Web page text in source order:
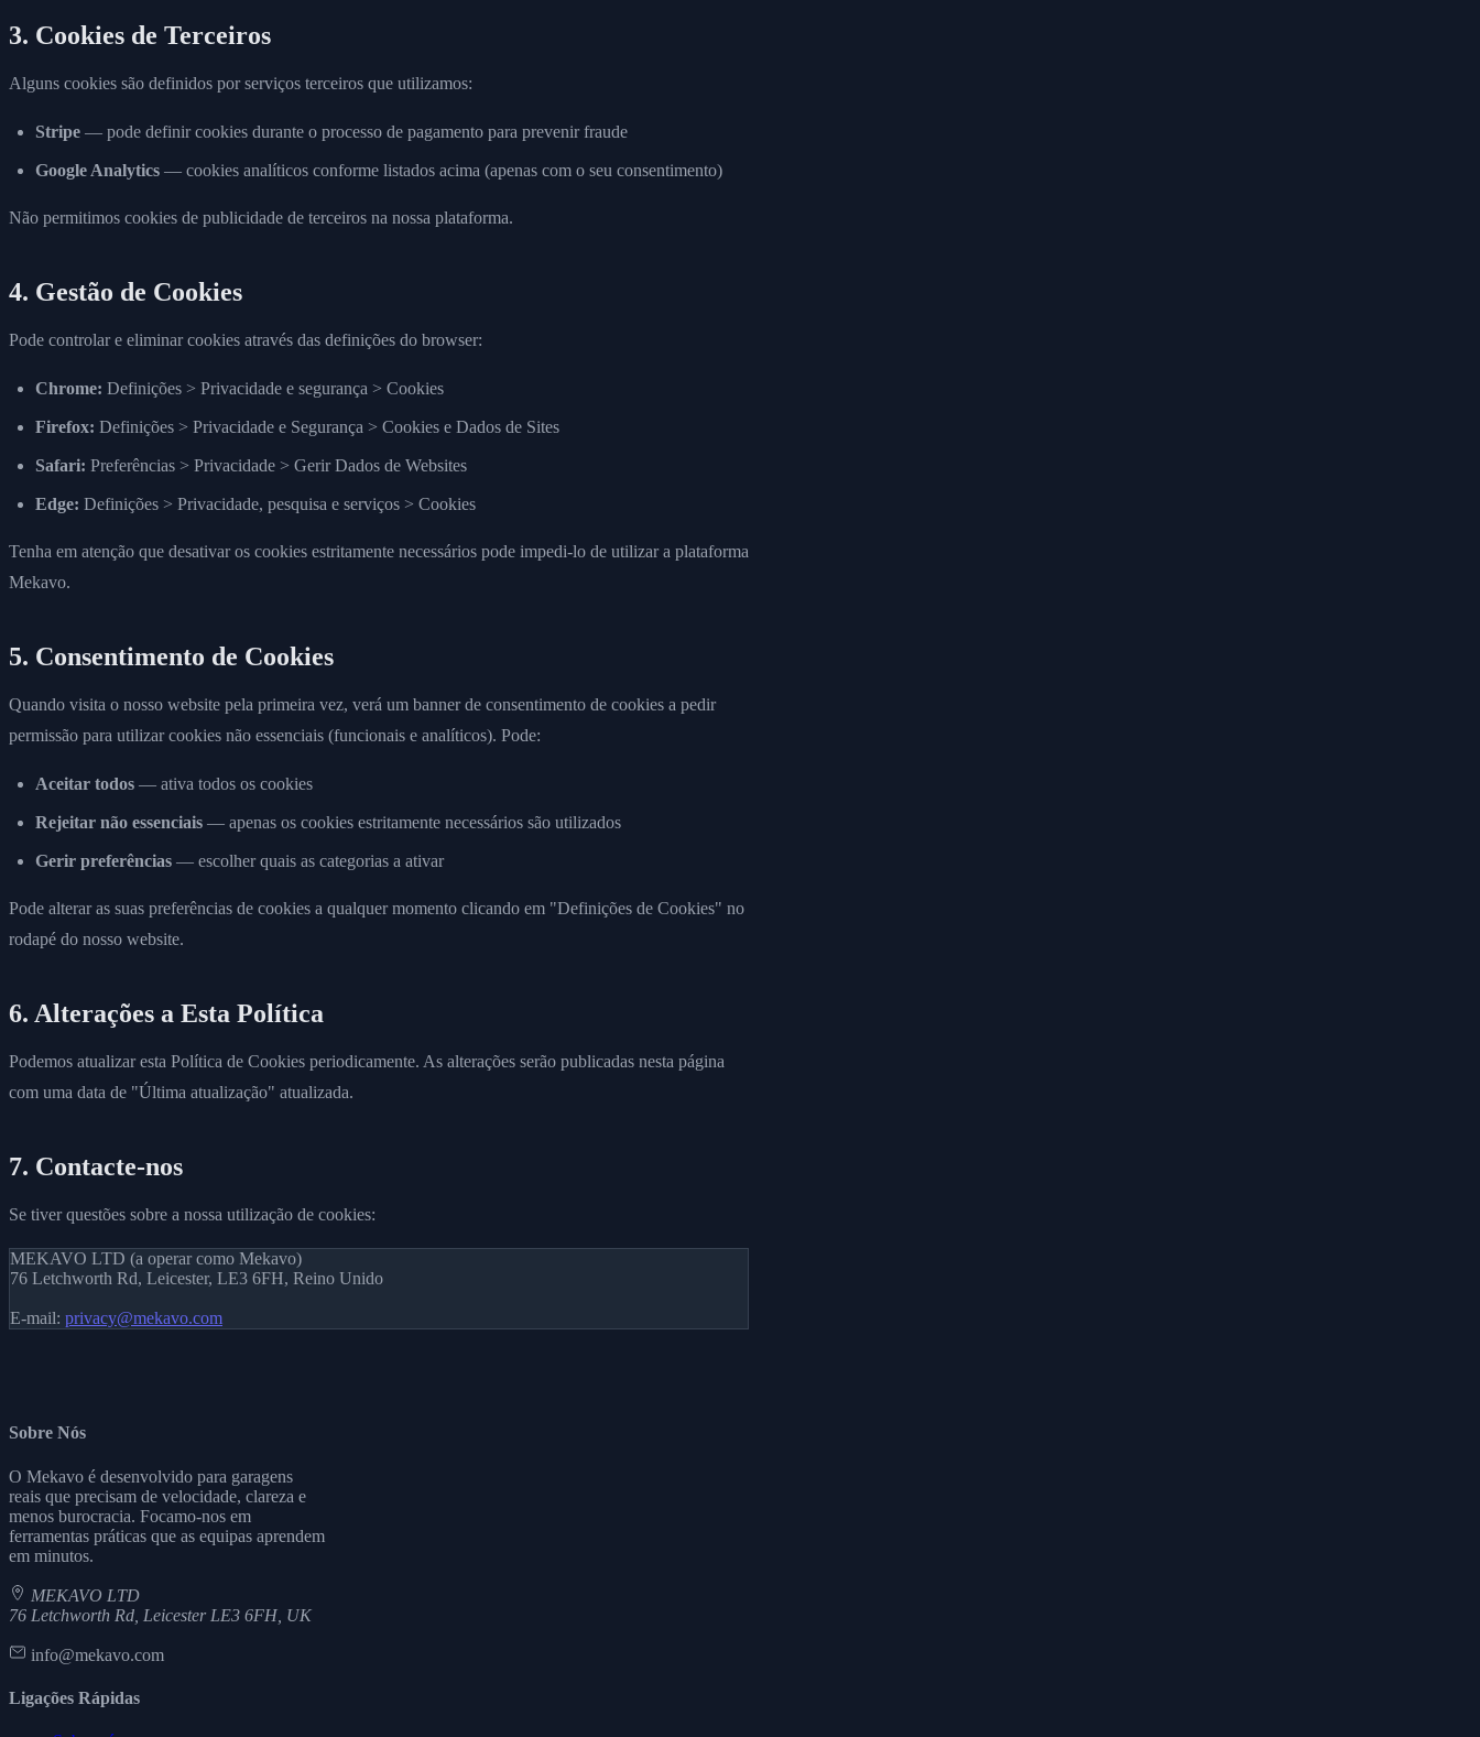
3. Cookies de Terceiros
Alguns cookies são definidos por serviços terceiros que utilizamos:
Stripe — pode definir cookies durante o processo de pagamento para prevenir fraude
Google Analytics — cookies analíticos conforme listados acima (apenas com o seu consentimento)
Não permitimos cookies de publicidade de terceiros na nossa plataforma.
4. Gestão de Cookies
Pode controlar e eliminar cookies através das definições do browser:
Chrome: Definições > Privacidade e segurança > Cookies
Firefox: Definições > Privacidade e Segurança > Cookies e Dados de Sites
Safari: Preferências > Privacidade > Gerir Dados de Websites
Edge: Definições > Privacidade, pesquisa e serviços > Cookies
Tenha em atenção que desativar os cookies estritamente necessários pode impedi-lo de utilizar a plataforma
Mekavo.
5. Consentimento de Cookies
Quando visita o nosso website pela primeira vez, verá um banner de consentimento de cookies a pedir
permissão para utilizar cookies não essenciais (funcionais e analíticos). Pode:
Aceitar todos — ativa todos os cookies
Rejeitar não essenciais — apenas os cookies estritamente necessários são utilizados
Gerir preferências — escolher quais as categorias a ativar
Pode alterar as suas preferências de cookies a qualquer momento clicando em "Definições de Cookies" no
rodapé do nosso website.
6. Alterações a Esta Política
Podemos atualizar esta Política de Cookies periodicamente. As alterações serão publicadas nesta página
com uma data de "Última atualização" atualizada.
7. Contacte-nos
Se tiver questões sobre a nossa utilização de cookies:
MEKAVO LTD (a operar como Mekavo)
76 Letchworth Rd, Leicester, LE3 6FH, Reino Unido
E-mail: privacy@mekavo.com
Sobre Nós
O Mekavo é desenvolvido para garagens
reais que precisam de velocidade, clareza e
menos burocracia. Focamo-nos em
ferramentas práticas que as equipas aprendem
em minutos.
MEKAVO LTD
76 Letchworth Rd, Leicester LE3 6FH, UK
info@mekavo.com
Ligações Rápidas